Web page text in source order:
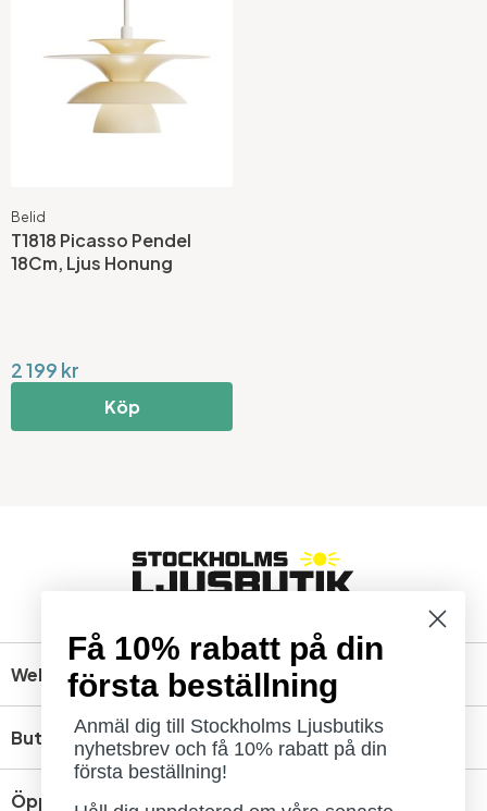
Belid
T1818 Picasso Pendel
18Cm, Ljus Honung
2 199 kr
Köp
Webbshop
Butik
Öppettider
Få 10% rabatt på din
första beställning
Anmäl dig till Stockholms Ljusbutiks
nyhetsbrev och få 10% rabatt på din
första beställning!